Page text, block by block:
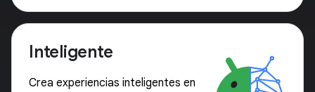
Inteligente
Crea experiencias inteligentes en